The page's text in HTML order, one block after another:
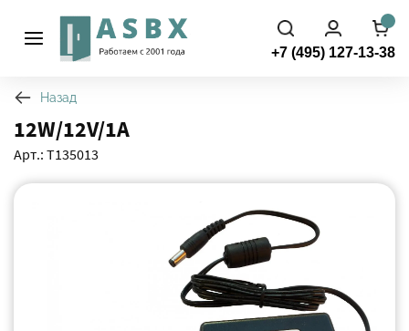
+7 (495) 127-13-38
Назад
12W/⁠12V/⁠1A
Арт.: Т135013